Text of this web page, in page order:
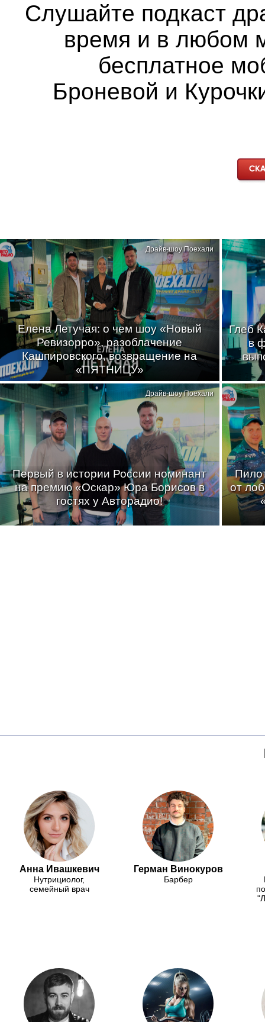
Слушайте подкаст
время и в любом
бесплатное
Броневой и
Елена Летучая: о чем шоу «Новый
Ревизорро», разоблачение
Кашпировского, возвращение на
«ПЯТНИЦУ»
Драйв-шоу Поехали
Глеб
в
Первый в истории России номинант
на премию «Оскар» Юра Борисов в
гостях у Авторадио!
Драйв-шоу Поехали
от
Анна Ивашкевич
Нутрициолог,
семейный врач
Герман Винокуров
Барбер